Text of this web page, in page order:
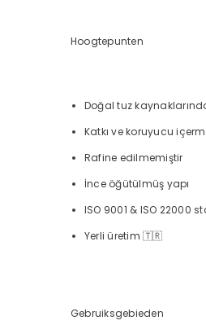
Hoogtepunten
Doğal tuz
Katkı ve koruyucu
Rafine edilmemiştir
İnce öğütülmüş yapı
ISO 9001 & ISO 22000
Yerli üretim 🇹🇷
Gebruiksgebieden